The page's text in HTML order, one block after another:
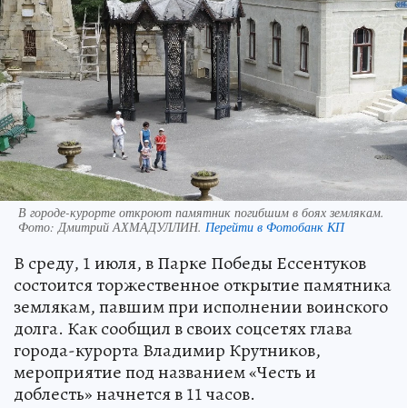
В городе-курорте откроют памятник погибшим в боях землякам.
Фото:Дмитрий АХМАДУЛЛИН. Перейти в Фотобанк КП
В среду, 1 июля, в Парке Победы Ессентуков
состоится торжественное открытие памятника
землякам, павшим при исполнении воинского
долга. Как сообщил в своих соцсетях глава
города-курорта Владимир Крутников,
мероприятие под названием «Честь и
доблесть» начнется в 11 часов.